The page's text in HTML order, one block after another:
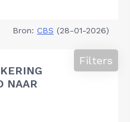
Bron: CBS (28-01-2026)
NAAR
Filters